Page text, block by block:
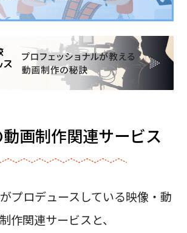
画制作関連サービス
プロデュースしている映像・動
作関連サービスと、